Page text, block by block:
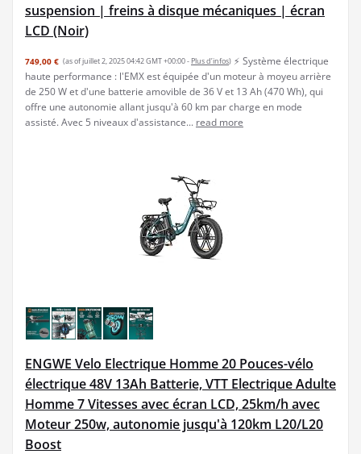
suspension | freins à disque mécaniques | écran
LCD (Noir)
749,00 € (as of juillet 2, 2025 04:42 GMT +00:00 - Plus d’infos) ⚡ Système électrique
haute performance : l'EMX est équipée d'un moteur à moyeu arrière
de 250 W et d'une batterie amovible de 36 V et 13 Ah (470 Wh), qui
offre une autonomie allant jusqu'à 60 km par charge en mode
assisté. Avec 5 niveaux d'assistance... read more
ENGWE Velo Electrique Homme 20 Pouces-vélo
électrique 48V 13Ah Batterie, VTT Electrique Adulte
Homme 7 Vitesses avec écran LCD, 25km/h avec
Moteur 250w, autonomie jusqu'à 120km L20/L20
Boost